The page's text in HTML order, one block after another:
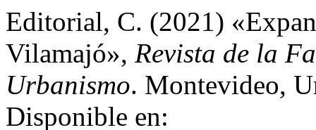
Editorial, C. (2021)
Vilamajó», Revista de la
Urbanismo. Montevideo,
Disponible en: